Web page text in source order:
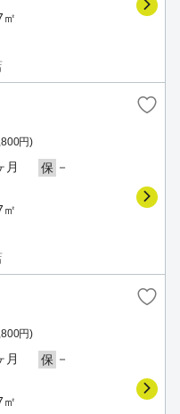
円)
月 保 －
円)
月 保 －